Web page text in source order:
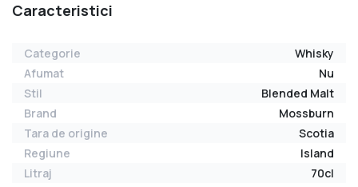
Caracteristici
Categorie
Whisky
Afumat
Nu
Stil
Blended Malt
Brand
Mossburn
Tara de origine
Scotia
Regiune
Island
Litraj
70cl